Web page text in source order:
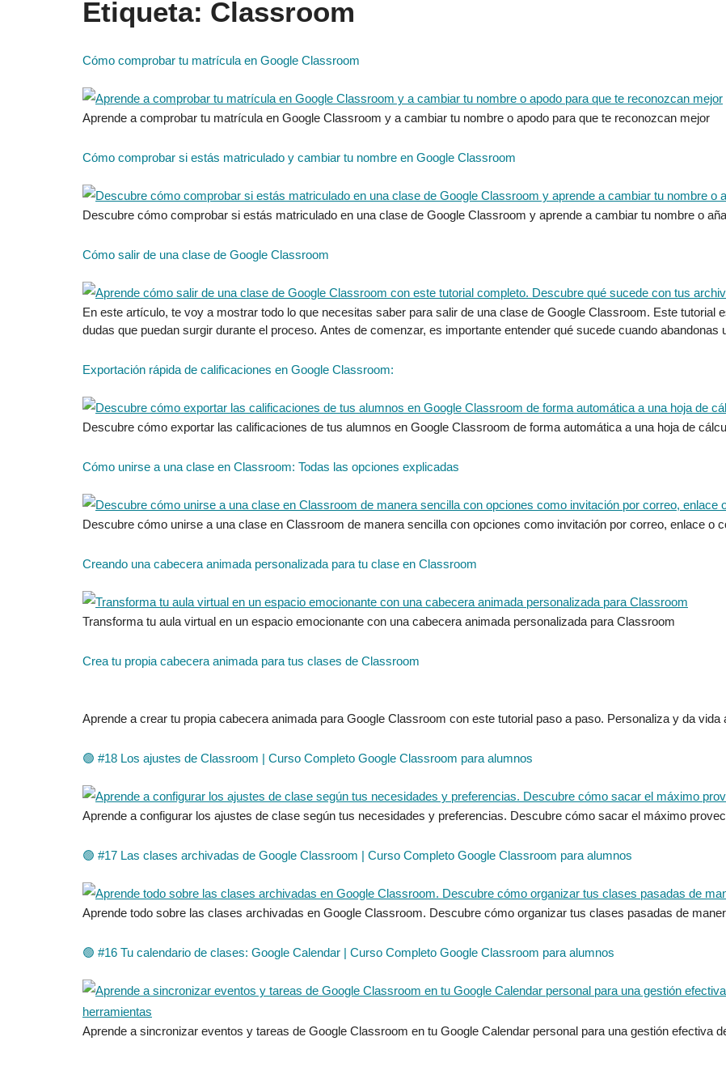
Etiqueta: Classroom
Cómo comprobar tu matrícula en Google Classroom
Aprende a comprobar tu matrícula en Google Classroom y a cambiar tu nombre o apodo para que te reconozcan mejor
Cómo comprobar si estás matriculado y cambiar tu nombre en Google Classroom
Descubre cómo comprobar si estás matriculado en una clase de Google Classroom y aprende a cambiar tu nombre o
Cómo salir de una clase de Google Classroom
En este artículo, te voy a mostrar todo lo que necesitas saber para salir de una clase de Google Classroom. Este tutorial
dudas que puedan surgir durante el proceso. Antes de comenzar, es importante entender qué sucede cuando
Exportación rápida de calificaciones en Google Classroom:
Descubre cómo exportar las calificaciones de tus alumnos en Google Classroom de forma automática a una hoja de
Cómo unirse a una clase en Classroom: Todas las opciones explicadas
Descubre cómo unirse a una clase en Classroom de manera sencilla con opciones como invitación por correo, enlace o
Creando una cabecera animada personalizada para tu clase en Classroom
Transforma tu aula virtual en un espacio emocionante con una cabecera animada personalizada para Classroom
Crea tu propia cabecera animada para tus clases de Classroom
Aprende a crear tu propia cabecera animada para Google Classroom con este tutorial paso a paso. Personaliza y da
🟢 #18 Los ajustes de Classroom | Curso Completo Google Classroom para alumnos
Aprende a configurar los ajustes de clase según tus necesidades y preferencias. Descubre cómo sacar el máximo
🟢 #17 Las clases archivadas de Google Classroom | Curso Completo Google Classroom para alumnos
Aprende todo sobre las clases archivadas en Google Classroom. Descubre cómo organizar tus clases pasadas de
🟢 #16 Tu calendario de clases: Google Calendar | Curso Completo Google Classroom para alumnos
Aprende a sincronizar eventos y tareas de Google Classroom en tu Google Calendar personal para una gestión efectiva